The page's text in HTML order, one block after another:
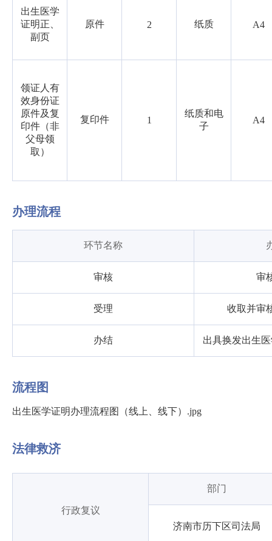
出生医学
证明正、
副页
原件 2 纸质 A4
领证人有
效身份证
原件及复
印件（非
父母领
取）
复印件 1
纸质和电
子
A4
办理流程
环节名称
审核 审
受理 收取并审
办结 出具换发出生
流程图
出生医学证明办理流程图（线上、线下）.jpg
法律救济
行政复议
部门
济南市历下区司法局